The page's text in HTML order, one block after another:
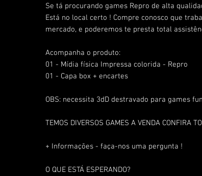
Se tá procurando games Repro de alta
Está no local certo ! Compre conosco que
mercado, e poderemos te presta total
Acompanha o produto:
01 - Mídia física Impressa colorida - Repro
01 - Capa box + encartes
OBS: necessita 3dD destravado para games
TEMOS DIVERSOS GAMES A VENDA CONFIRA
+ Informações - faça-nos uma pergunta !
O QUE ESTÁ ESPERANDO?